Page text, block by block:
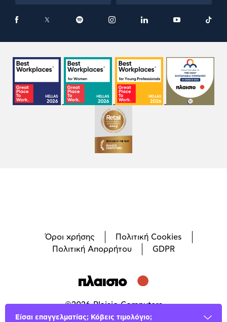
Όροι χρήσης
Πολιτική Cookies
Πολιτική Απορρήτου
GDPR
©2026 Plaisio Computers
Είσαι επαγγελματίας; Κόβεις τιμολόγιο;